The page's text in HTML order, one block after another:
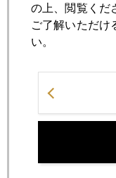
2008年02月27日
記録ずくめの２４時
2008年02月26日
IMF金売却案を米財
初心者向け"サブプ
の上、閲覧くだ
ご了解いただけ
い。